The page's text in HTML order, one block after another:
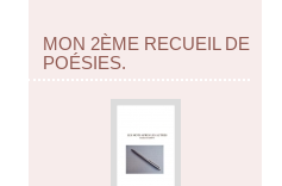
MON 2ÈME RECUEIL DE
POÉSIES.